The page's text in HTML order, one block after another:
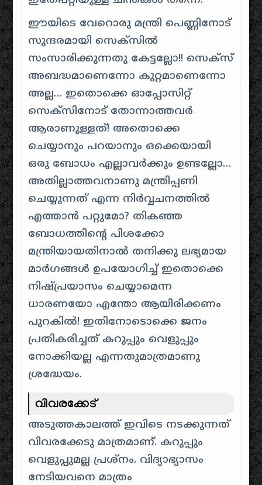
ഈയിടെ വേറൊരു മന്ത്രി പെണ്ണിനോട്
സുന്ദരമായി സെക്സിൽ
സംസാരിക്കുന്നതു കേട്ടല്ലോ!! സെക്സ്
അബദ്ധമാണെന്നോ കുറ്റമാണെന്നോ
അല്ല… ഇതൊക്കെ ഓപ്പോസിറ്റ്
സെക്സിനോട് തോന്നാത്തവർ
ആരാണുള്ളത്! അതൊക്കെ
ചെയ്യാനും പറയാനും ഒക്കെയായി
ഒരു ബോധം എല്ലാവർക്കും ഉണ്ടല്ലോ…
അതില്ലാത്തവനാണു മന്ത്രിപ്പണി
ചെയ്യുന്നത് എന്ന നിർവ്വചനത്തിൽ
എത്താൻ പറ്റുമോ? തികഞ്ഞ
ബോധത്തിന്റെ പിശക്കോ
മന്ത്രിയായതിനാൽ തനിക്കു ലഭ്യമായ
മാർഗങ്ങൾ ഉപയോഗിച്ച് ഇതൊക്കെ
നിഷ്പ്രയാസം ചെയ്യാമെന്ന
ധാരണയോ എന്തോ ആയിരിക്കണം
പുറകിൽ! ഇതിനോടൊക്കെ ജനം
പ്രതികരിച്ചത് കറുപ്പും വെളുപ്പും
നോക്കിയല്ല എന്നതുമാത്രമാണു
ശ്രദ്ധേയം.
വിവരക്കേട്
അടുത്തകാലത്ത് ഇവിടെ നടക്കുന്നത്
വിവരക്കേടു മാത്രമാണ്. കറുപ്പും
വെളുപ്പുമല്ല പ്രശ്നം. വിദ്യാഭ്യാസം
നേടിയവനെ മാത്രം